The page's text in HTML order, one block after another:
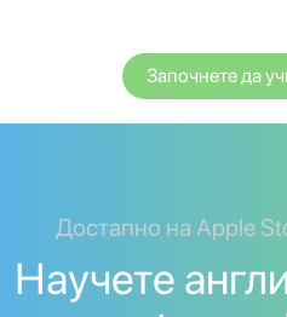
Започнете да
Достапно на Apple
Научете